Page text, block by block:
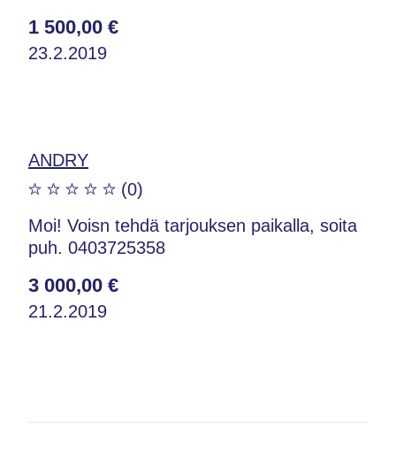
1 500,00 €
23.2.2019
ANDRY
(0)
Moi! Voisn tehdä tarjouksen paikalla, soita
puh. 0403725358
3 000,00 €
21.2.2019